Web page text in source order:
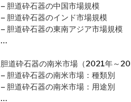
– 胆道砕石器の中国市場規模
– 胆道砕石器のインド市場規模
– 胆道砕石器の東南アジア市場規模
…
胆道砕石器の南米市場（2021年～
– 胆道砕石器の南米市場：種類別
– 胆道砕石器の南米市場：用途別
…